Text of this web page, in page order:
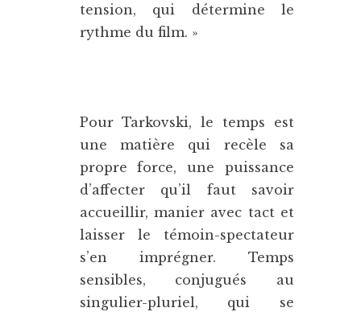
tension, qui détermine le
rythme du film. »
Pour Tarkovski, le temps est
une matière qui recèle sa
propre force, une puissance
d’affecter qu’il faut savoir
accueillir, manier avec tact et
laisser le témoin-spectateur
s’en imprégner. Temps
sensibles, conjugués au
singulier-pluriel, qui se